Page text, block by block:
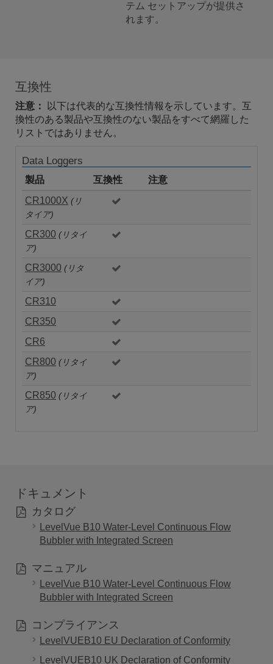
テム セットアップが提供さ
れます。
互換性
注意：
以下は代表的な互換性情報を示しています。互
換性のある製品や互換性のない製品をすべて網羅した
リストではありません。
Data Loggers
製品 互換性
注意
CR1000X (リ
タイア)
CR300 (リタイ
ア)
CR3000 (リタ
イア)
CR310
CR350
CR6
CR800 (リタイ
ア)
CR850 (リタイ
ア)
ドキュメント
カタログ
LevelVue B10 Water-Level Continuous Flow
Bubbler with Integrated Screen
マニュアル
LevelVue B10 Water-Level Continuous Flow
Bubbler with Integrated Screen
コンプライアンス
LevelVUEB10 EU Declaration of Conformity
LevelVUEB10 UK Declaration of Conformity